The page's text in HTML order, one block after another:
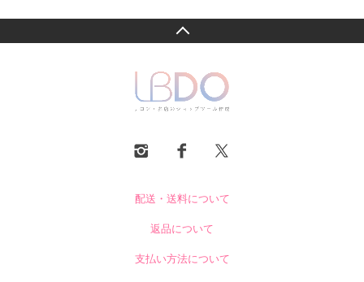
配送・送料について
返品について
支払い方法について